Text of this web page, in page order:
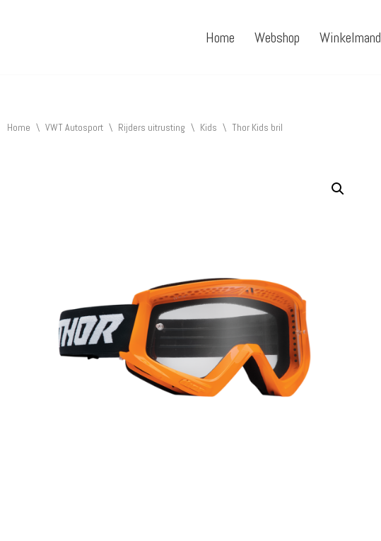
Home Webshop Winkelmand
Home \ VWT Autosport \ Rijders uitrusting \ Kids \ Thor Kids bril